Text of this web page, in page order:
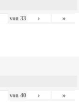
von 33 › »
von 40 › »